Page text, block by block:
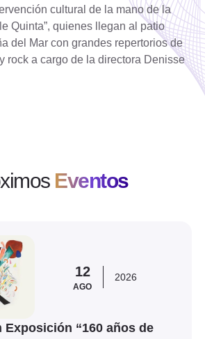
cultural de la mano de la
Quinta”, quienes llegan al patio
del Mar con grandes repertorios de
rock a cargo de la directora Denisse
Eventos
12
AGO
2026
Exposición “160 años de